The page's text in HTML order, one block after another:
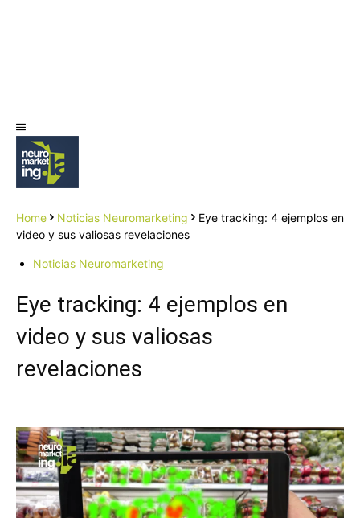
Home Noticias Neuromarketing
Eye tracking: 4 ejemplos en
video y sus valiosas revelaciones
Noticias Neuromarketing
Eye tracking: 4 ejemplos en
video y sus valiosas
revelaciones